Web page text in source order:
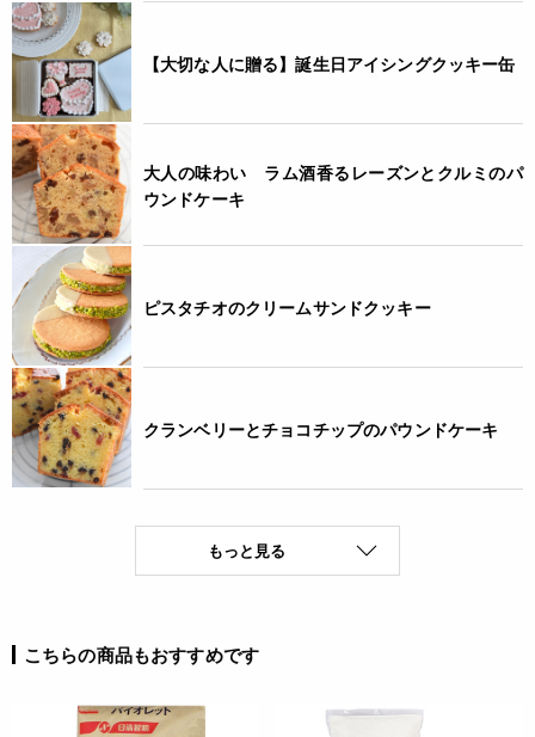
【大切な人に贈る】誕生日アイシングクッキー缶
大人の味わい ラム酒香るレーズンとクルミのパ
ウンドケーキ
ピスタチオのクリームサンドクッキー
クランベリーとチョコチップのパウンドケーキ
もっと見る
こちらの商品もおすすめです